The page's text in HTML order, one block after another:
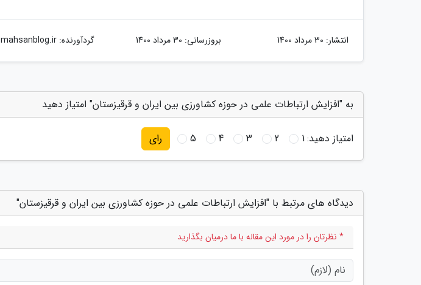
انتشار: 30 مرداد 1400 بروزرسانی: 30 مرداد 1400 گردآورنده:mahsanblog.ir
به "افزایش ارتباطات علمی در حوزه کشاورزی بین ایران و قرقیزستان" امتیاز دهید
امتیاز دهید:1
2
3
4
5 رای
دیدگاه های مرتبط با "افزایش ارتباطات علمی در حوزه کشاورزی بین ایران و قرقیزستان"
* نظرتان را در مورد این مقاله با ما درمیان بگذارید